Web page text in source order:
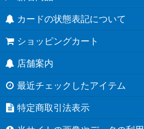
カードの状態表記について
ショッピングカート
店舗案内
最近チェックしたアイテム
特定商取引法表示